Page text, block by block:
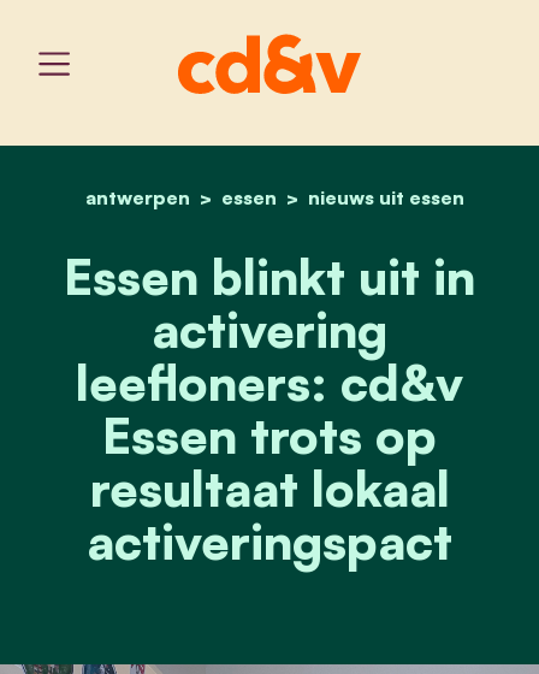
home
antwerpen essen nieuws uit essen
essen blinkt uit in
Essen blinkt uit in
activering
leefloners: cd&v
Essen trots op
resultaat lokaal
activeringspact